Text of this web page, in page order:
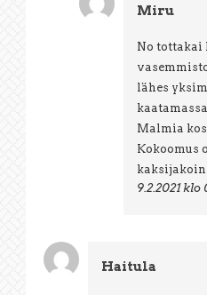
Miru
No tottakai
lähes
Malmia
Kokoomus
9.2.2021 klo
Haitula